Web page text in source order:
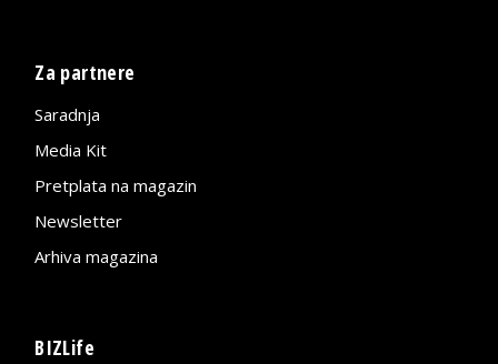
Za partnere
Saradnja
Media Kit
Pretplata na magazin
Newsletter
Arhiva magazina
BIZLife